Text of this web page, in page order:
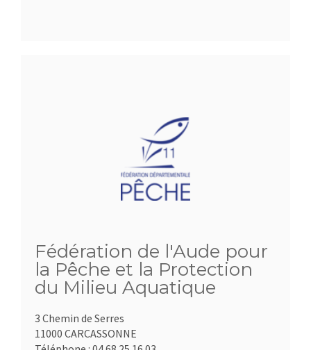
Fédération de l'Aude pour
la Pêche et la Protection
du Milieu Aquatique
3 Chemin de Serres
11000 CARCASSONNE